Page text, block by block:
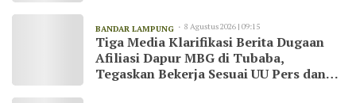
BANDAR LAMPUNG 8 Agustus 2026 | 09:15
Tiga Media Klarifikasi Berita Dugaan
Afiliasi Dapur MBG di Tubaba,
Tegaskan Bekerja Sesuai UU Pers dan